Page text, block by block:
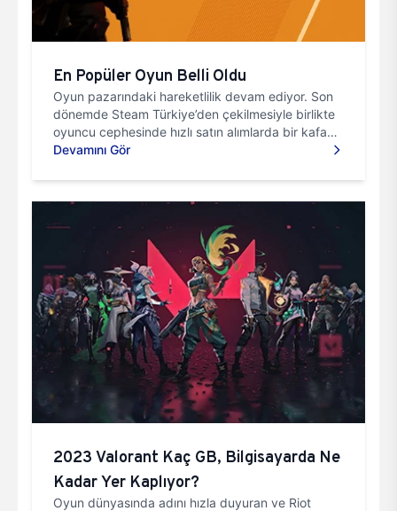
En Popüler Oyun Belli Oldu
Oyun pazarındaki hareketlilik devam ediyor. Son
dönemde Steam Türkiye’den çekilmesiyle birlikte
oyuncu cephesinde hızlı satın alımlarda bir kafa
karışıklığı s...
Devamını Gör
2023 Valorant Kaç GB, Bilgisayarda Ne
Kadar Yer Kaplıyor?
Oyun dünyasında adını hızla duyuran ve Riot